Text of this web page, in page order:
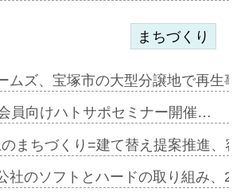
まちづくり
ムズ、宝塚市の大型分譲地で再
員向けハトサポセミナー開催…
まちづくり=建て替え提案推進
社のソフトとハードの取り組み